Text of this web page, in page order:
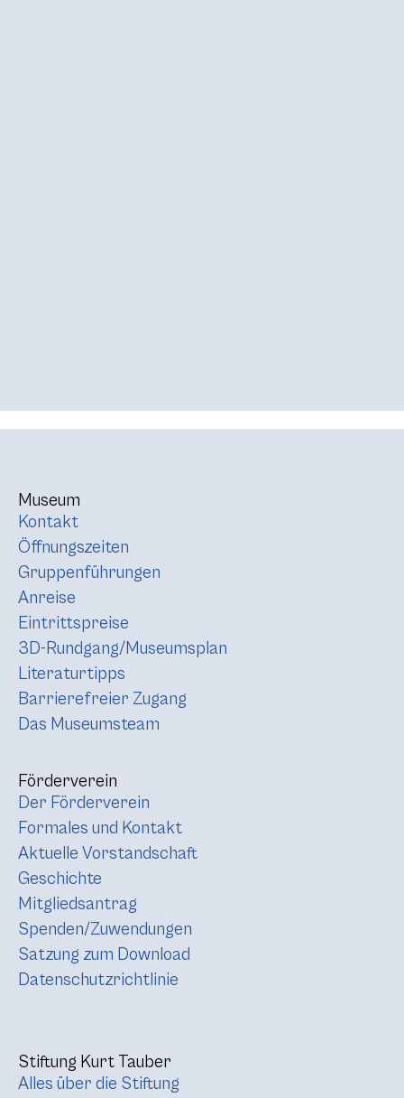
Museum
Kontakt
Öffnungszeiten
Gruppenführungen
Anreise
Eintrittspreise
3D-Rundgang/Museumsplan
Literaturtipps
Barrierefreier Zugang
Das Museumsteam
Förderverein
Der Förderverein
Formales und Kontakt
Aktuelle Vorstandschaft
Geschichte
Mitgliedsantrag
Spenden/Zuwendungen
Satzung zum Download
Datenschutzrichtlinie
Stiftung Kurt Tauber
Alles über die Stiftung